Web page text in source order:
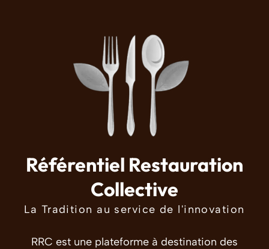
Référentiel Restauration
Collective
La Tradition au service de l'innovation
RRC est une plateforme à destination des